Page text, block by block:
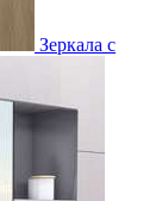
Зеркала с